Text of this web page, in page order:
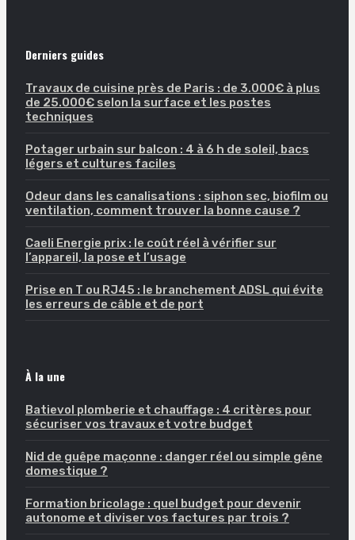
Derniers guides
Travaux de cuisine près de Paris : de 3.000€ à plus
de 25.000€ selon la surface et les postes
techniques
Potager urbain sur balcon : 4 à 6 h de soleil, bacs
légers et cultures faciles
Odeur dans les canalisations : siphon sec, biofilm ou
ventilation, comment trouver la bonne cause ?
Caeli Energie prix : le coût réel à vérifier sur
l’appareil, la pose et l’usage
Prise en T ou RJ45 : le branchement ADSL qui évite
les erreurs de câble et de port
À la une
Batievol plomberie et chauffage : 4 critères pour
sécuriser vos travaux et votre budget
Nid de guêpe maçonne : danger réel ou simple gêne
domestique ?
Formation bricolage : quel budget pour devenir
autonome et diviser vos factures par trois ?